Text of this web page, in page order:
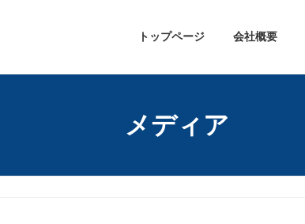
トップページ 会社概要
メディア